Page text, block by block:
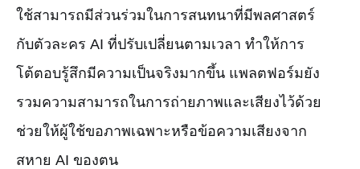
ใช้สามารถมีส่วนร่วมในการสนทนาที่มีพลศาสตร์
กับตัวละคร AI ที่ปรับเปลี่ยนตามเวลา ทำให้การ
โต้ตอบรู้สึกมีความเป็นจริงมากขึ้น แพลตฟอร์มยัง
รวมความสามารถในการถ่ายภาพและเสียงไว้ด้วย
ช่วยให้ผู้ใช้ขอภาพเฉพาะหรือข้อความเสียงจาก
สหาย AI ของตน